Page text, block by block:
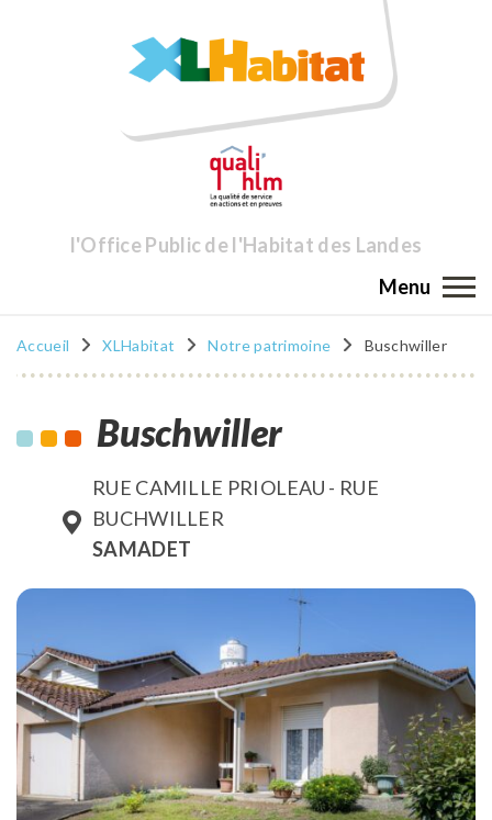
l'Office Public de l'Habitat des Landes
Menu
Accueil XLHabitat Notre patrimoine Buschwiller
Buschwiller
RUE CAMILLE PRIOLEAU - RUE
BUCHWILLER
SAMADET